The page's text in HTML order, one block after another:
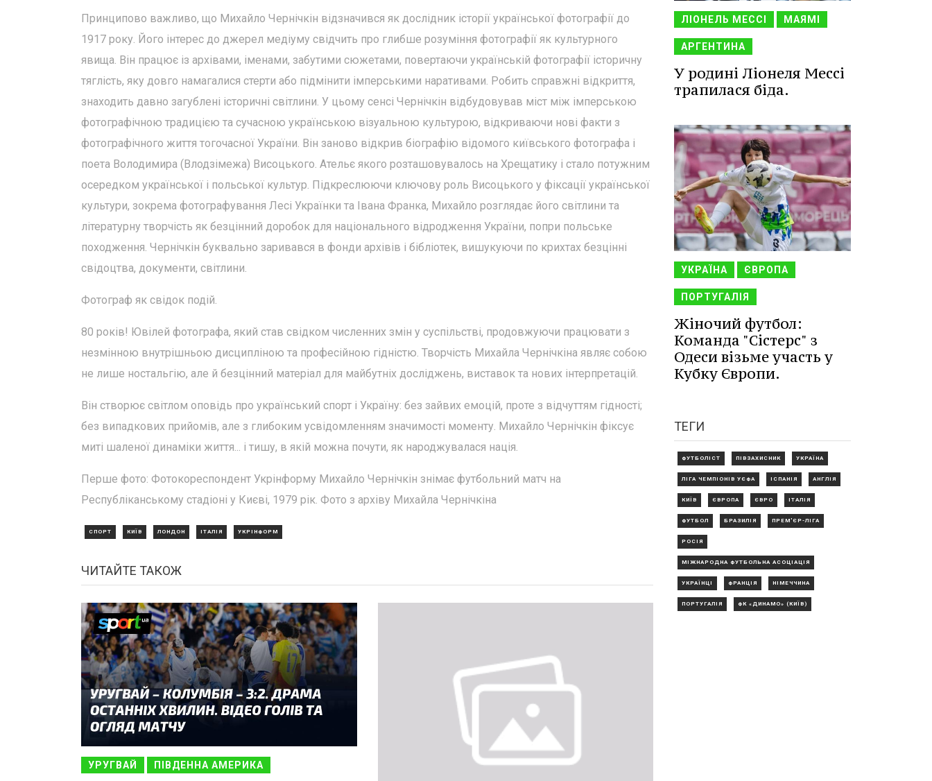
Принципово важливо, що Михайло Чернічкін відзначився як дослідник історії української фотографії до
1917 року. Його інтерес до джерел медіуму свідчить про глибше розуміння фотографії як культурного
явища. Він працює із архівами, іменами, забутими сюжетами, повертаючи українській фотографії історичну
тяглість, яку довго намагалися стерти або підмінити імперськими наративами. Робить справжні відкриття,
знаходить давно загублені історичні світлини. У цьому сенсі Чернічкін відбудовував міст між імперською
фотографічною традицією та сучасною українською візуальною культурою, відкриваючи нові факти з
фотографічного життя тогочасної України. Він заново відкрив біографію відомого київського фотографа і
поета Володимира (Влодзімежа) Висоцького. Ательє якого розташовувалось на Хрещатику і стало потужним
осередком української і польської культур. Підкреслюючи ключову роль Висоцького у фіксації української
культури, зокрема фотографування Лесі Українки та Івана Франка, Михайло розглядає його світлини та
літературну творчість як безцінний доробок для національного відродження України, попри польське
походження. Чернічкін буквально заривався в фонди архівів і бібліотек, вишукуючи по крихтах безцінні
свідоцтва, документи, світлини.
Фотограф як свідок подій.
80 років! Ювілей фотографа, який став свідком численних змін у суспільстві, продовжуючи працювати з
незмінною внутрішньою дисципліною та професійною гідністю. Творчість Михайла Чернічкіна являє собою
не лише ностальгію, але й безцінний матеріал для майбутніх досліджень, виставок та нових інтерпретацій.
Він створює світлом оповідь про український спорт і Україну: без зайвих емоцій, проте з відчуттям гідності;
без випадкових прийомів, але з глибоким усвідомленням значимості моменту. Михайло Чернічкін фіксує
миті шаленої динаміки життя... і тишу, в якій можна почути, як народжувалася нація.
Перше фото: Фотокореспондент Укрінформу Михайло Чернічкін знімає футбольний матч на
Республіканському стадіоні у Києві, 1979 рік. Фото з архіву Михайла Чернічкіна
СПОРТ КИЇВ ЛОНДОН ІТАЛІЯ УКРІНФОРМ
ЧИТАЙТЕ ТАКОЖ
УРУГВАЙ ПІВДЕННА АМЕРИКА
ЛІОНЕЛЬ МЕССІ МАЯМІ
АРГЕНТИНА
У родині Ліонеля Мессі
трапилася біда.
УКРАЇНА ЄВРОПА
ПОРТУГАЛІЯ
Жіночий футбол:
Команда "Сістерс" з
Одеси візьме участь у
Кубку Європи.
ТЕГИ
ФУТБОЛІСТ ПІВЗАХИСНИК УКРАЇНА
ЛІГА ЧЕМПІОНІВ УЄФА ІСПАНІЯ АНГЛІЯ
КИЇВ ЄВРОПА ЄВРО ІТАЛІЯ
ФУТБОЛ БРАЗИЛІЯ ПРЕМ'ЄР-ЛІГА
РОСІЯ
МІЖНАРОДНА ФУТБОЛЬНА АСОЦІАЦІЯ
УКРАЇНЦІ ФРАНЦІЯ НІМЕЧЧИНА
ПОРТУГАЛІЯ ФК «ДИНАМО» (КИЇВ)